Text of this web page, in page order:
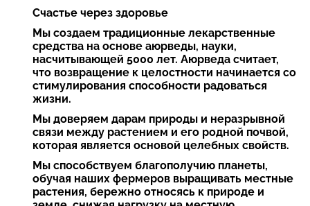
Счастье через здоровье
Мы создаем традиционные лекарственные
средства на основе аюрведы, науки,
насчитывающей 5000 лет. Аюрведа считает,
что возвращение к целостности начинается со
стимулирования способности радоваться
жизни.
Мы доверяем дарам природы и неразрывной
связи между растением и его родной почвой,
которая является основой целебных свойств.
Мы способствуем благополучию планеты,
обучая наших фермеров выращивать местные
растения, бережно относясь к природе и